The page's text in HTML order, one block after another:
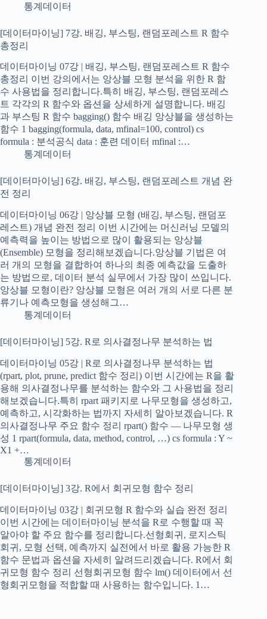
통계데이터
[데이터마이닝] 7강. 배깅, 부스팅, 랜덤포레스트 R 함수
총정리
데이터마이닝 07강 | 배깅, 부스팅, 랜덤포레스트 R 함수
총정리 이번 강의에서는 앙상블 모형 분석을 위한 R 함
수 사용법을 정리합니다.특히 배깅, 부스팅, 랜덤포레스
트 각각의 R 함수와 옵션을 상세하게 설명합니다. 배깅
과 부스팅 R 함수 bagging() 함수 배깅 앙상블을 생성하는
함수 1 bagging(formula, data, mfinal=100, control) cs
formula : 분석공식 data : 훈련 데이터 mfinal :…
통계데이터
[데이터마이닝] 6강. 배깅, 부스팅, 랜덤포레스트 개념 완
전 정리
데이터마이닝 06강 | 앙상블 모형 (배깅, 부스팅, 랜덤포
레스트) 개념 완전 정리 이번 시간에는 머신러닝 모델의
예측력을 높이는 방법으로 많이 활용되는 앙상블
(Ensemble) 모형을 정리해보겠습니다.앙상블 기법은 여
러 개의 모형을 결합하여 하나의 최종 예측값을 도출하
는 방법으로, 데이터 분석 실무에서 가장 많이 쓰입니다.
앙상블 모형이란? 앙상블 모형은 여러 개의 서로 다른 분
류기나 예측모형을 생성해그…
통계데이터
[데이터마이닝] 5강. R로 의사결정나무 분석하는 법
데이터마이닝 05강 | R로 의사결정나무 분석하는 법
(rpart, plot, prune, predict 함수 정리) 이번 시간에는 R을 활
용해 의사결정나무를 분석하는 함수와 그 사용법을 정리
해보겠습니다.특히 rpart 패키지로 나무모형을 생성하고,
예측하고, 시각화하는 법까지 자세히 알아보겠습니다. R
의사결정나무 주요 함수 정리 rpart() 함수 — 나무모형 생
성 1 rpart(formula, data, method, control, …) cs formula : Y ~
X1 +…
통계데이터
[데이터마이닝] 3강. R에서 회귀모형 함수 정리
데이터마이닝 03강 | 회귀모형 R 함수와 실습 완전 정리
이번 시간에는 데이터마이닝 분석을 R로 수행할 때 꼭
알아야 할 주요 함수를 정리합니다.선형회귀, 로지스틱
회귀, 모형 선택, 예측까지 실전에서 바로 활용 가능한 R
함수 문법과 옵션을 자세히 알려드리겠습니다. R에서 회
귀모형 함수 정리 선형회귀모형 함수 lm() 데이터에서 선
형회귀모형을 적합할 때 사용하는 함수입니다. 1…